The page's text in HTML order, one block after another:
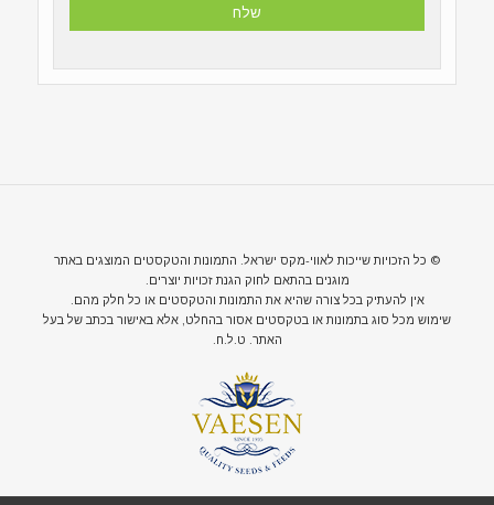
© כל הזכויות שייכות לאווי-מקס ישראל. התמונות והטקסטים המוצגים באתר
מוגנים בהתאם לחוק הגנת זכויות יוצרים.
אין להעתיק בכל צורה שהיא את התמונות והטקסטים או כל חלק מהם.
שימוש מכל סוג בתמונות או בטקסטים אסור בהחלט, אלא באישור בכתב של בעל
האתר. ט.ל.ח.